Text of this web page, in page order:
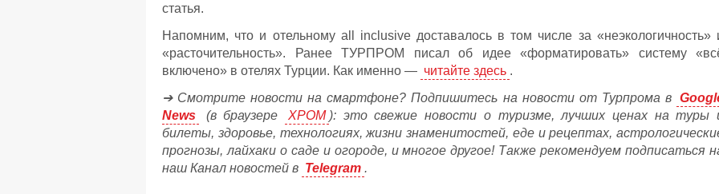
статья.
Напомним, что и отельному аll inclusive доставалось в том числе за «неэкологичность»
«расточительность». Ранее ТУРПРОМ писал об идее «форматировать» систему
включено» в отелях Турции. Как именно — читайте здесь .
➔ Смотрите новости на смартфоне? Подпишитесь на новости от Турпрома в
News
(в браузере ХРОМ ): это свежие новости о туризме, лучших ценах на туры
билеты, здоровье, технологиях, жизни знаменитостей, еде и рецептах,
прогнозы, лайхаки о саде и огороде, и многое другое! Также рекомендуем подписаться
наш Канал новостей в Telegram .